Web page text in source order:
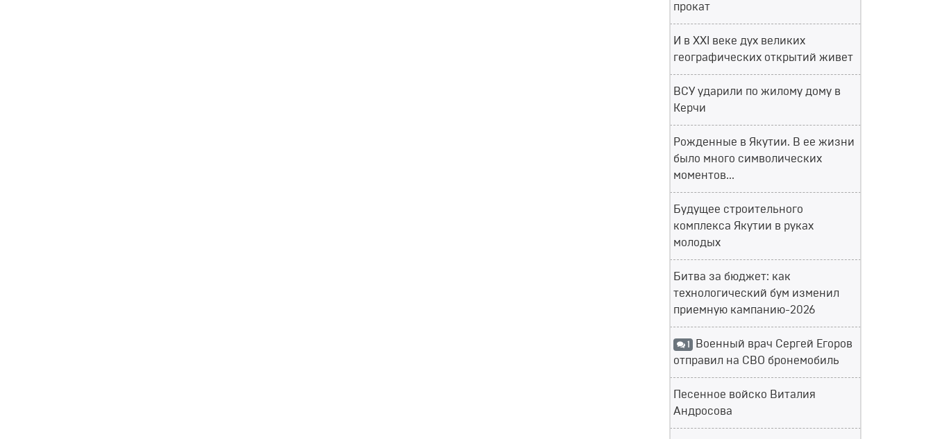
прокат
И в XXI веке дух великих
географических открытий живет
ВСУ ударили по жилому дому в
Керчи
Рожденные в Якутии. В ее жизни
было много символических
моментов...
Будущее строительного
комплекса Якутии в руках
молодых
Битва за бюджет: как
технологический бум изменил
приемную кампанию-2026
1 Военный врач Сергей Егоров
отправил на СВО бронемобиль
Песенное войско Виталия
Андросова